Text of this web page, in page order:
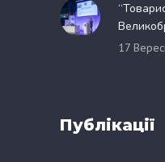
17
Публікації